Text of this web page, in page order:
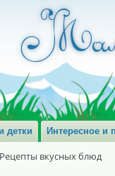
детки Интересное и
Рецепты вкусных блюд